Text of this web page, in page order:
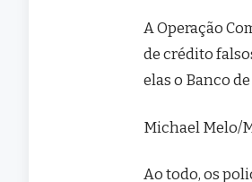
A Operação
de crédito
elas o Banco
Michael Melo/
Ao todo, os